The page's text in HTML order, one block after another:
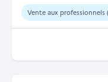
Vente aux professionnels